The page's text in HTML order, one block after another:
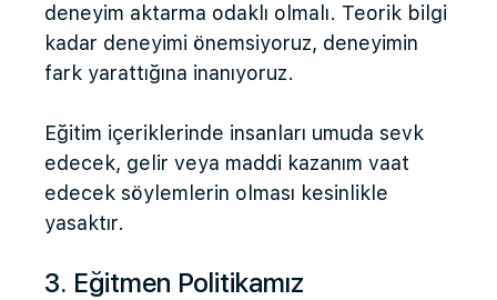
deneyim aktarma odaklı olmalı. Teorik bilgi
kadar deneyimi önemsiyoruz, deneyimin
fark yarattığına inanıyoruz.
Eğitim içeriklerinde insanları umuda sevk
edecek, gelir veya maddi kazanım vaat
edecek söylemlerin olması kesinlikle
yasaktır.
3. Eğitmen Politikamız